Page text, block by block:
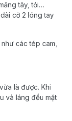
tây, tỏi…
cỡ 2 lóng tay
các tép cam,
là được. Khi
và láng đều mặt